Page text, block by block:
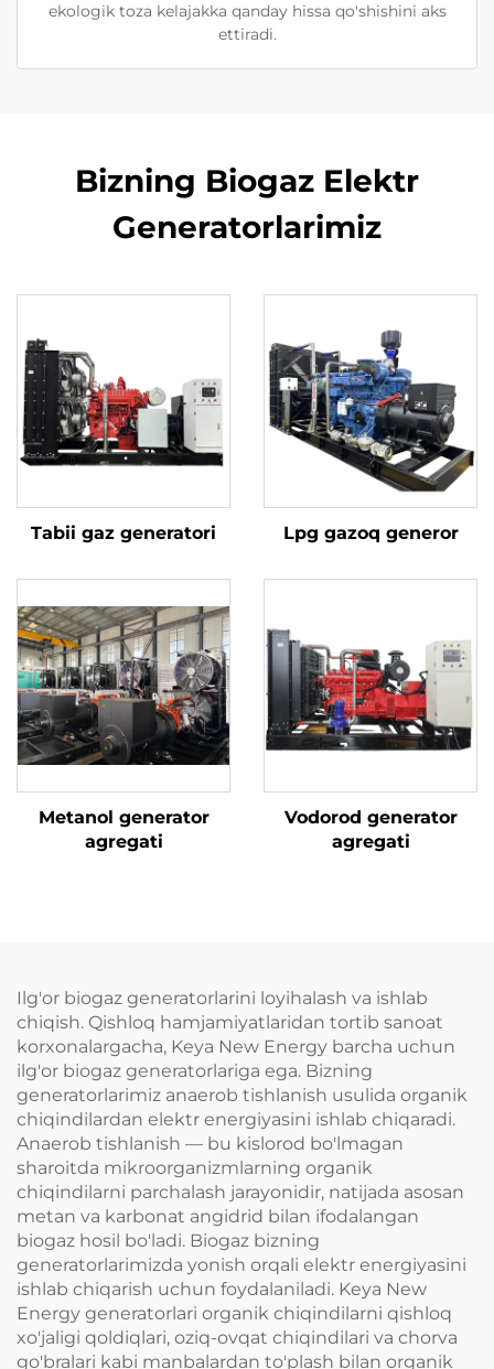
ekologik toza kelajakka qanday hissa qo'shishini aks
ettiradi.
Bizning Biogaz Elektr
Generatorlarimiz
Tabii gaz generatori Lpg gazoq generor
Metanol generator
agregati
Vodorod generator
agregati
Ilg'or biogaz generatorlarini loyihalash va ishlab
chiqish. Qishloq hamjamiyatlaridan tortib sanoat
korxonalargacha, Keya New Energy barcha uchun
ilg'or biogaz generatorlariga ega. Bizning
generatorlarimiz anaerob tishlanish usulida organik
chiqindilardan elektr energiyasini ishlab chiqaradi.
Anaerob tishlanish — bu kislorod bo'lmagan
sharoitda mikroorganizmlarning organik
chiqindilarni parchalash jarayonidir, natijada asosan
metan va karbonat angidrid bilan ifodalangan
biogaz hosil bo'ladi. Biogaz bizning
generatorlarimizda yonish orqali elektr energiyasini
ishlab chiqarish uchun foydalaniladi. Keya New
Energy generatorlari organik chiqindilarni qishloq
xo'jaligi qoldiqlari, oziq-ovqat chiqindilari va chorva
go'bralari kabi manbalardan to'plash bilan organik